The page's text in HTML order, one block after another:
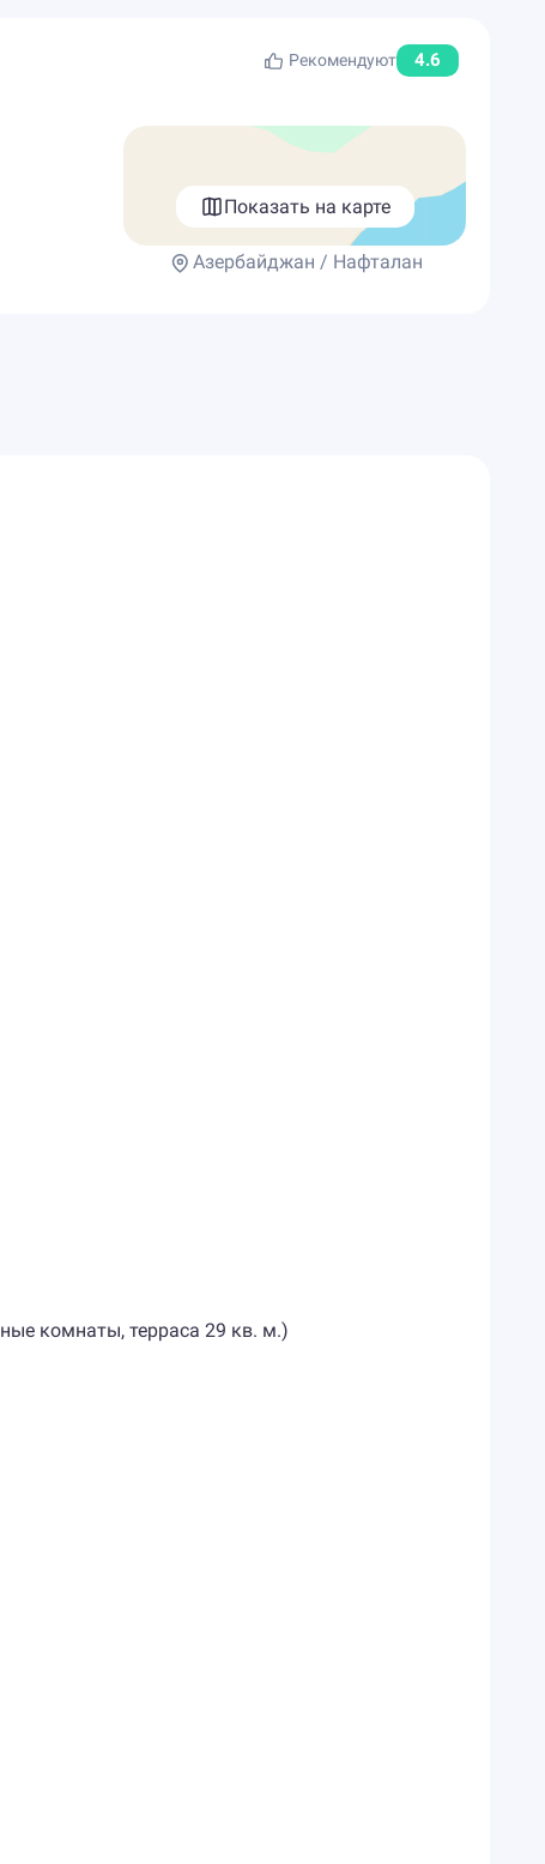
Рекомендуют 4.6
Показать на карте
Азербайджан / Нафталан
комнаты, терраса 29 кв. м.)